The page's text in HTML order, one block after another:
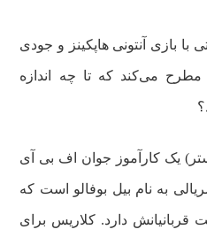
با بازی آنتونی هاپکینز و جودی
می‌کند که تا چه اندازه
یک کارآموز جوان اف بی آی
به نام بیل بوفالو است که
دارد. کلاریس برای